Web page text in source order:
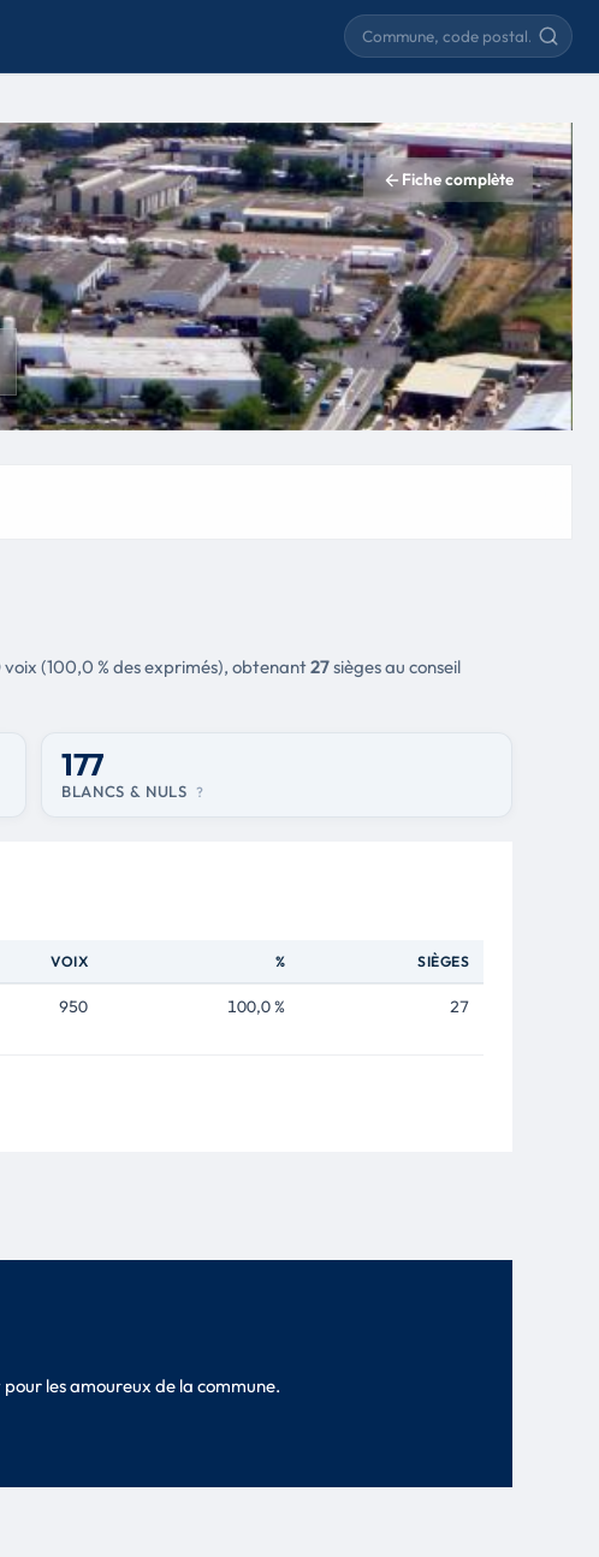
Rechercher une commune
Fiche complète
voix (100,0 % des exprimés), obtenant27sièges au conseil
177
BLANCS & NULS ?
VOIX % SIÈGES
950 100,0 % 27
les amoureux de la commune.